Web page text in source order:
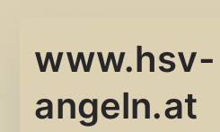
Inhalt
www.hsv-
angeln.at